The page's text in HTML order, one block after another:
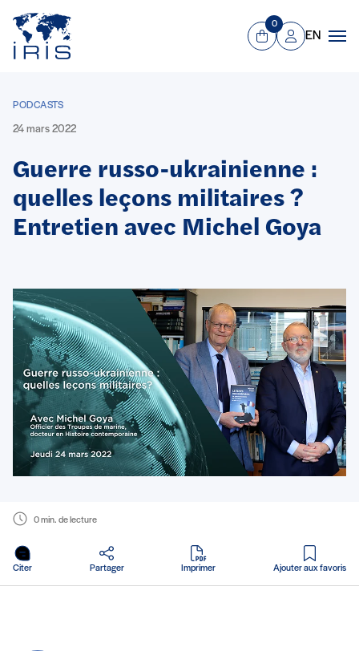
Aller au contenu principal
Panier
0
Mon compte
EN
PODCASTS
24 mars 2022
Guerre russo-ukrainienne :
quelles leçons militaires ?
Entretien avec Michel Goya
0 min. de lecture
Citer Partager Imprimer
en PDF
Ajouter aux favoris